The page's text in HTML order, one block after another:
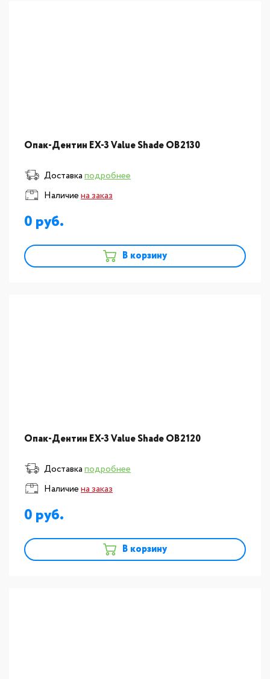
Опак-Дентин EX-3 Value Shade OB2130
Доставкаподробнее
Наличиена заказ
0
В корзину
Опак-Дентин EX-3 Value Shade OB2120
Доставкаподробнее
Наличиена заказ
0
В корзину